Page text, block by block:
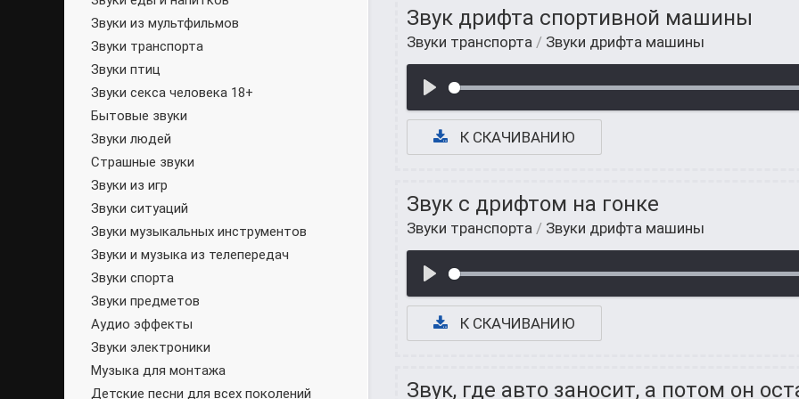
Звук дрифта спортивной машины
Звуки транспорта / Звуки дрифта машины
К СКАЧИВАНИЮ
Звук с дрифтом на гонке
Звуки транспорта / Звуки дрифта машины
К СКАЧИВАНИЮ
Звук, где авто заносит, а потом он
Звуки из мультфильмов
Звуки транспорта
Звуки птиц
Звуки секса человека 18+
Бытовые звуки
Звуки людей
Страшные звуки
Звуки из игр
Звуки ситуаций
Звуки музыкальных инструментов
Звуки и музыка из телепередач
Звуки спорта
Звуки предметов
Аудио эффекты
Звуки электроники
Музыка для монтажа
Детские песни для всех поколений